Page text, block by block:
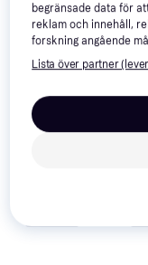
begränsade data för
reklam och innehåll,
forskning angående
Lista över partner